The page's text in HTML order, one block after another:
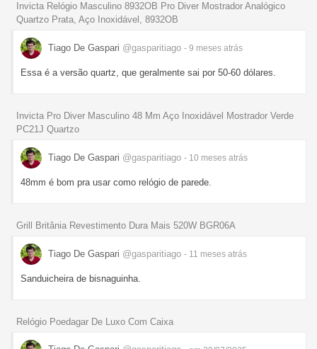
Invicta Relógio Masculino 8932OB Pro Diver Mostrador Analógico
Quartzo Prata, Aço Inoxidável, 8932OB
Tiago De Gaspari @gasparitiago - 9 meses atrás
Essa é a versão quartz, que geralmente sai por 50-60 dólares.
Invicta Pro Diver Masculino 48 Mm Aço Inoxidável Mostrador Verde
PC21J Quartzo
Tiago De Gaspari @gasparitiago - 10 meses atrás
48mm é bom pra usar como relógio de parede.
Grill Britânia Revestimento Dura Mais 520W BGR06A
Tiago De Gaspari @gasparitiago - 11 meses atrás
Sanduicheira de bisnaguinha.
Relógio Poedagar De Luxo Com Caixa